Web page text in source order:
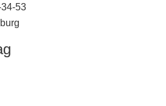
53